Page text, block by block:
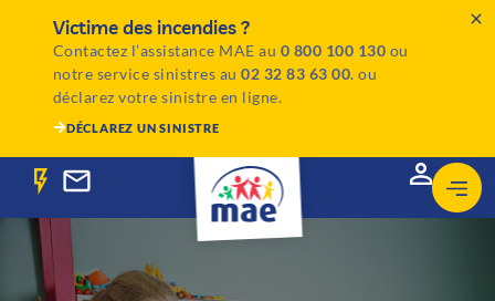
Victime des incendies ?
Contactez l’assistance MAE au 0 800 100 130 ou
notre service sinistres au02 32 83 63 00. ou
déclarez votre sinistre en ligne.
DÉCLAREZ UN SINISTRE